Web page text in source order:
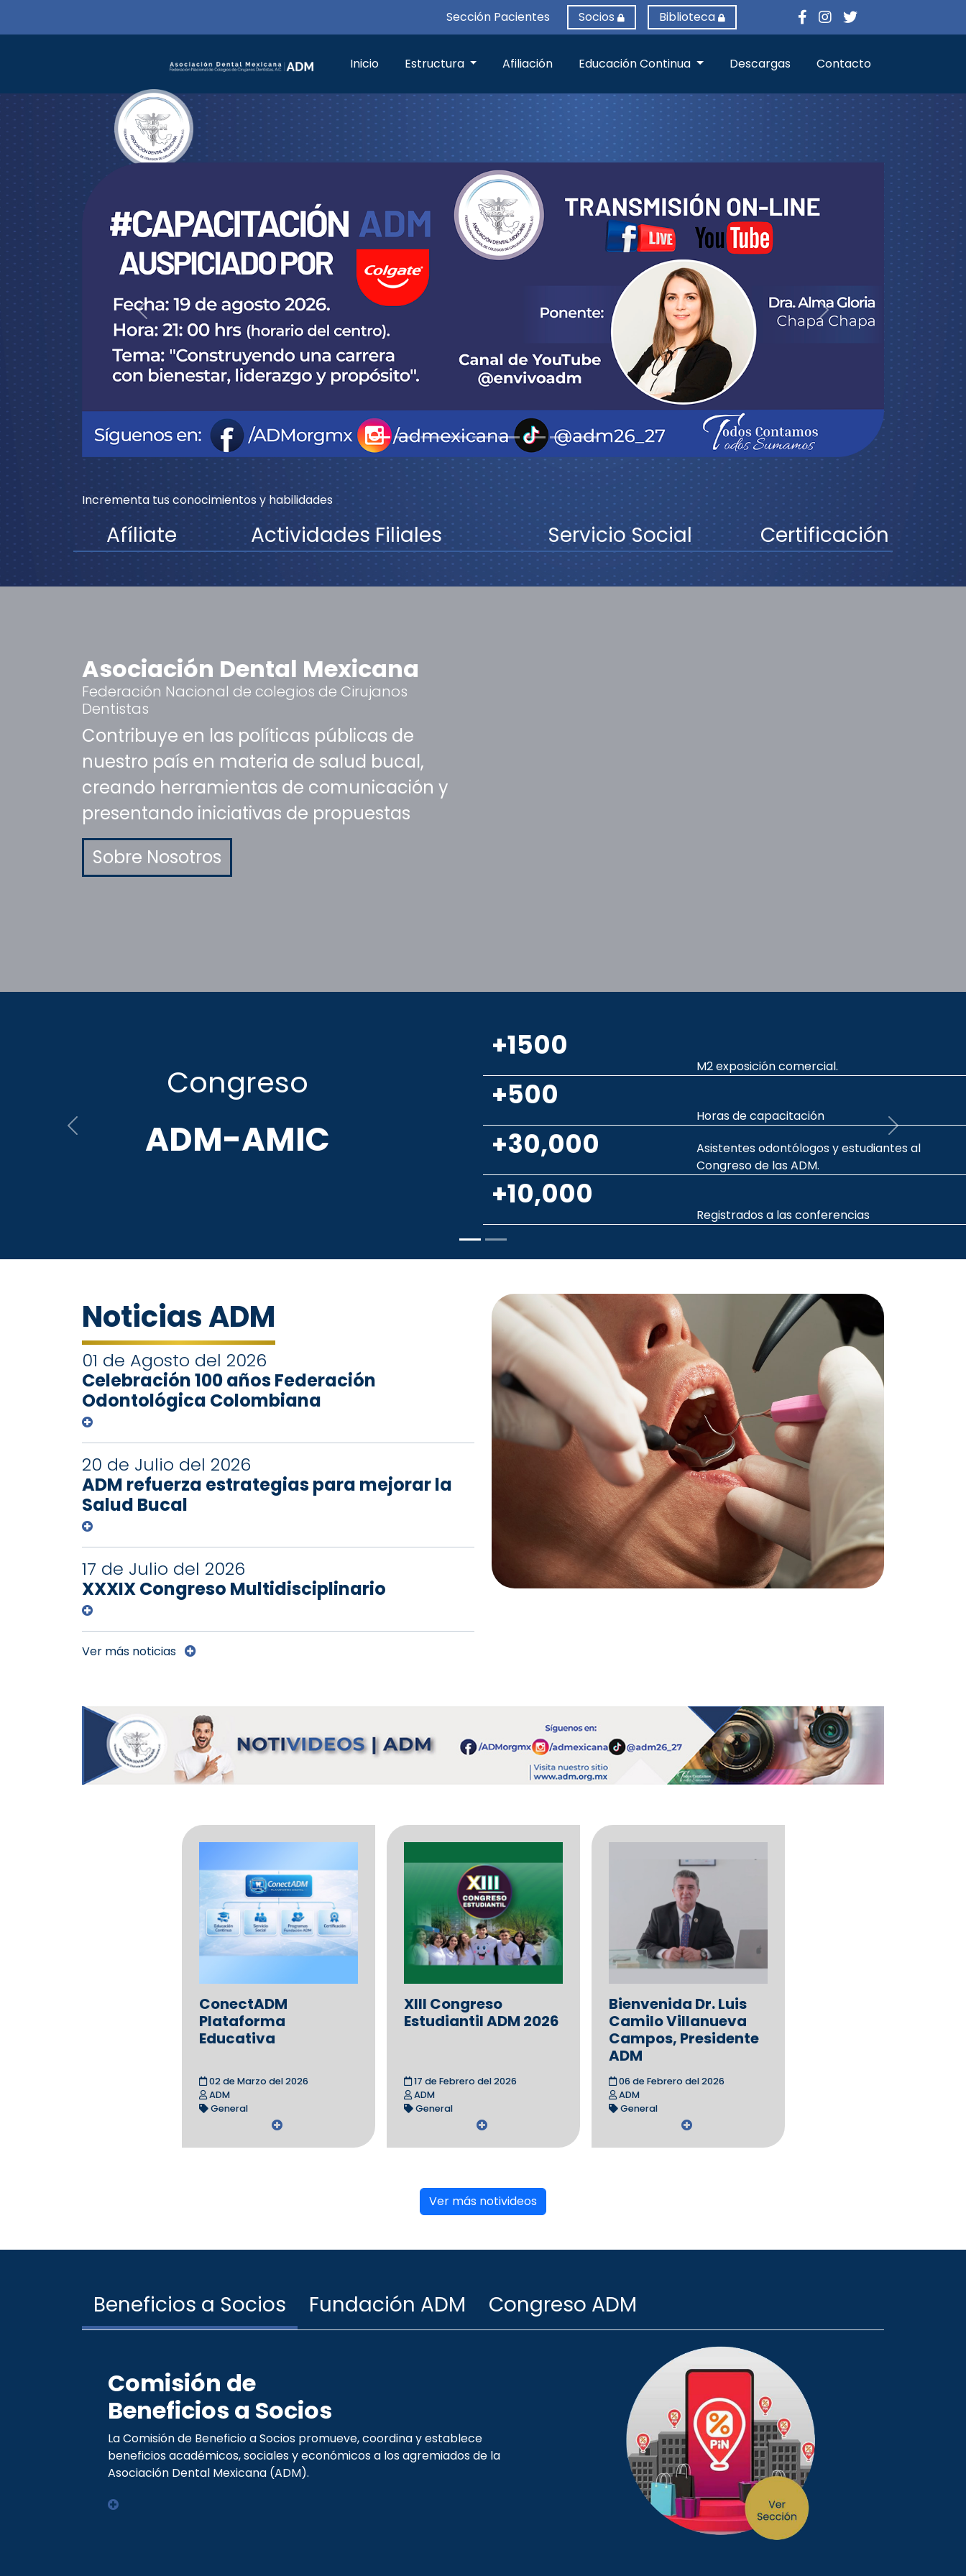
Sección Pacientes Socios Biblioteca
Inicio Estructura Afiliación Educación Continua Descargas Contacto
Previous Next
Incrementa tus conocimientos y habilidades
Afíliate Actividades Filiales Servicio Social Certificación
Asociación Dental Mexicana
Federación Nacional de colegios de Cirujanos
Dentistas
Contribuye en las políticas públicas de
nuestro país en materia de salud bucal,
creando herramientas de comunicación y
presentando iniciativas de propuestas
Sobre Nosotros
Biblioteca
ADM
2700
Libros con contenido odontológico
3,075
Tesis de licenciatura.
261
Títulos de publicaciones periódicas
(revistas/journal)
Previous Next
Noticias ADM
01 de Agosto del 2026
Celebración 100 años Federación
Odontológica Colombiana
20 de Julio del 2026
ADM refuerza estrategias para mejorar la
Salud Bucal
17 de Julio del 2026
XXXIX Congreso Multidisciplinario
Ver más noticias
ConectADM
Plataforma
Educativa
ADM
General
XIII Congreso
Estudiantil ADM 2026
ADM
General
Bienvenida Dr. Luis
Camilo Villanueva
Campos, Presidente
ADM
ADM
General
Ver más notivideos
Beneficios a Socios Fundación ADM
Comisión de
Beneficios a Socios
La Comisión de Beneficio a Socios promueve, coordina y establece
beneficios académicos, sociales y económicos a los agremiados de la
Asociación Dental Mexicana (ADM).